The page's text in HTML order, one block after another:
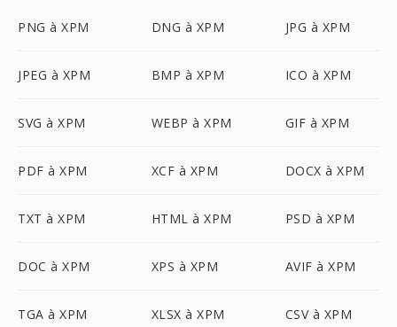
PNG à XPM DNG à XPM JPG à XPM
JPEG à XPM BMP à XPM ICO à XPM
SVG à XPM WEBP à XPM GIF à XPM
PDF à XPM XCF à XPM DOCX à XPM
TXT à XPM HTML à XPM PSD à XPM
DOC à XPM XPS à XPM AVIF à XPM
TGA à XPM XLSX à XPM CSV à XPM